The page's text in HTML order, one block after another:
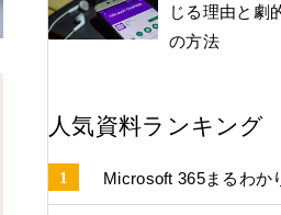
じる理由と劇
の方法
人気資料ランキング
Microsoft 365まるわか